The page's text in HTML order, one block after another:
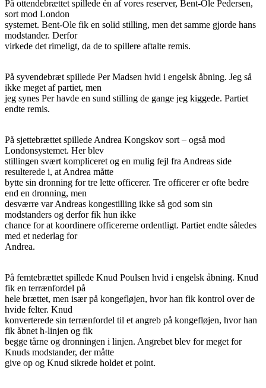
På ottendebrættet spillede én af vores reserver, Bent-Ole Pedersen,
sort mod London
systemet. Bent-Ole fik en solid stilling, men det samme gjorde hans
modstander. Derfor
virkede det rimeligt, da de to spillere aftalte remis.
På syvendebræt spillede Per Madsen hvid i engelsk åbning. Jeg så
ikke meget af partiet, men
jeg synes Per havde en sund stilling de gange jeg kiggede. Partiet
endte remis.
På sjettebrættet spillede Andrea Kongskov sort – også mod
Londonsystemet. Her blev
stillingen svært kompliceret og en mulig fejl fra Andreas side
resulterede i, at Andrea måtte
bytte sin dronning for tre lette officerer. Tre officerer er ofte bedre
end en dronning, men
desværre var Andreas kongestilling ikke så god som sin
modstanders og derfor fik hun ikke
chance for at koordinere officererne ordentligt. Partiet endte således
med et nederlag for
Andrea.
På femtebrættet spillede Knud Poulsen hvid i engelsk åbning. Knud
fik en terrænfordel på
hele brættet, men især på kongefløjen, hvor han fik kontrol over de
hvide felter. Knud
konverterede sin terrænfordel til et angreb på kongefløjen, hvor han
fik åbnet h-linjen og fik
begge tårne og dronningen i linjen. Angrebet blev for meget for
Knuds modstander, der måtte
give op og Knud sikrede holdet et point.